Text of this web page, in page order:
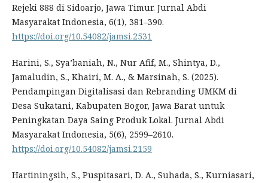
Rejeki 888 di Sidoarjo, Jawa Timur. Jurnal Abdi
Masyarakat Indonesia, 6(1), 381–390.
https://doi.org/10.54082/jamsi.2531
Harini, S., Sya’baniah, N., Nur Afif, M., Shintya, D.,
Jamaludin, S., Khairi, M. A., & Marsinah, S. (2025).
Pendampingan Digitalisasi dan Rebranding UMKM di
Desa Sukatani, Kabupaten Bogor, Jawa Barat untuk
Peningkatan Daya Saing Produk Lokal. Jurnal Abdi
Masyarakat Indonesia, 5(6), 2599–2610.
https://doi.org/10.54082/jamsi.2159
Hartiningsih, S., Puspitasari, D. A., Suhada, S., Kurniasari,